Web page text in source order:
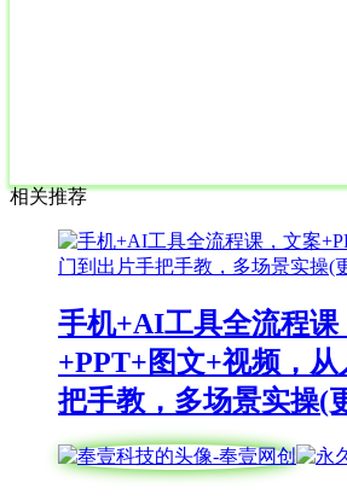
相关推荐
手机+AI工具全流程课
+PPT+图文+视频，
把手教，多场景实操(